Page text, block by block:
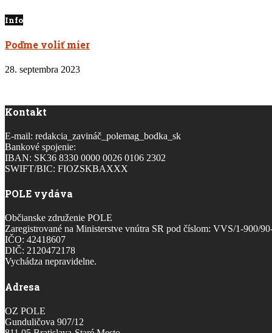
Info
Poďme voliť mier
28. septembra 2023
Kontakt
E-mail: redakcia_zavináč_polemag_bodka_sk
Bankové spojenie:
IBAN: SK36 8330 0000 0026 0106 2302
SWIFT/BIC: FIOZSKBAXXX
POLE vydáva
Občianske združenie POLE
Zaregistrované na Ministerstve vnútra SR pod číslom: VVS/1-900/
IČO: 42418607
DIČ: 2120472178
Vychádza nepravidelne.
Adresa
OZ POLE
Gunduličova 907/12